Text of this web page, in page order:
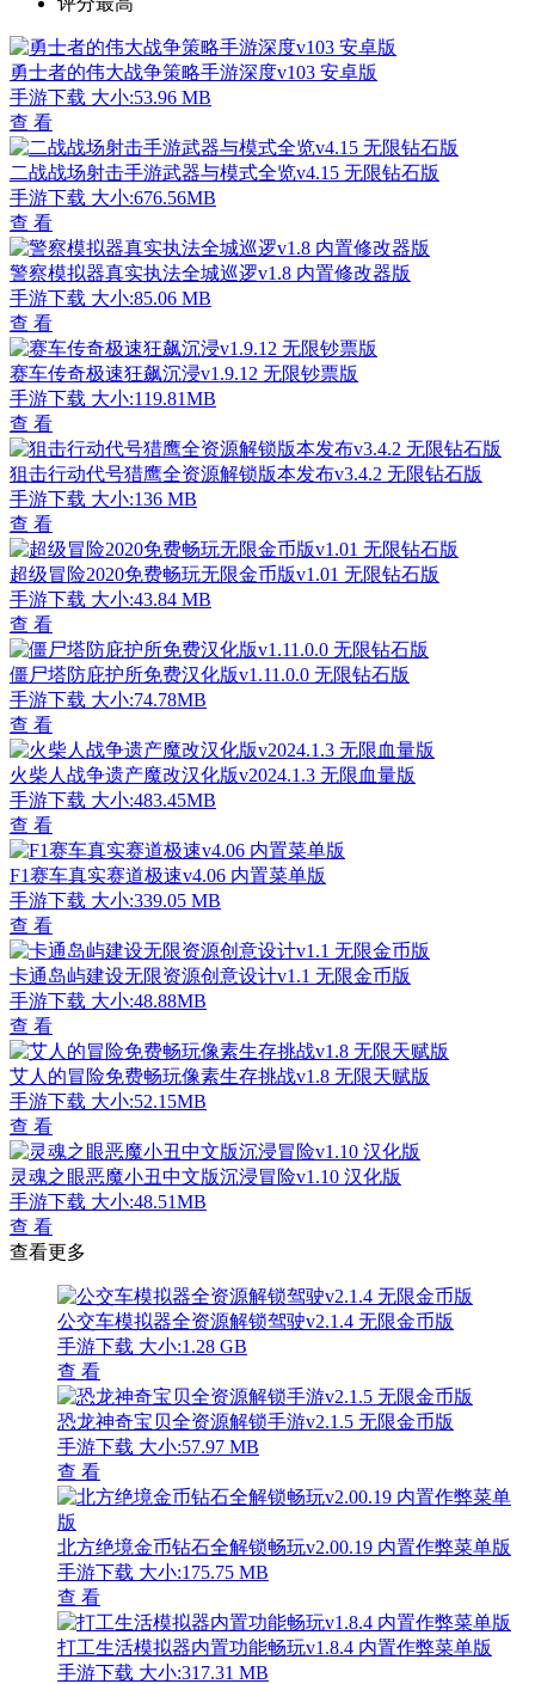
勇士者的伟大战争策略手游深度v103 安卓版
手游下载 大小:53.96 MB
查 看
二战战场射击手游武器与模式全览v4.15 无限钻石版
手游下载 大小:676.56MB
查 看
警察模拟器真实执法全城巡逻v1.8 内置修改器版
手游下载 大小:85.06 MB
查 看
赛车传奇极速狂飙沉浸v1.9.12 无限钞票版
手游下载 大小:119.81MB
查 看
狙击行动代号猎鹰全资源解锁版本发布v3.4.2 无限钻石版
手游下载 大小:136 MB
查 看
超级冒险2020免费畅玩无限金币版v1.01 无限钻石版
手游下载 大小:43.84 MB
查 看
僵尸塔防庇护所免费汉化版v1.11.0.0 无限钻石版
手游下载 大小:74.78MB
查 看
火柴人战争遗产魔改汉化版v2024.1.3 无限血量版
手游下载 大小:483.45MB
查 看
F1赛车真实赛道极速v4.06 内置菜单版
手游下载 大小:339.05 MB
查 看
卡通岛屿建设无限资源创意设计v1.1 无限金币版
手游下载 大小:48.88MB
查 看
艾人的冒险免费畅玩像素生存挑战v1.8 无限天赋版
手游下载 大小:52.15MB
查 看
灵魂之眼恶魔小丑中文版沉浸冒险v1.10 汉化版
手游下载 大小:48.51MB
查 看
查看更多
公交车模拟器全资源解锁驾驶v2.1.4 无限金币版
手游下载 大小:1.28 GB
查 看
恐龙神奇宝贝全资源解锁手游v2.1.5 无限金币版
手游下载 大小:57.97 MB
查 看
北方绝境金币钻石全解锁畅玩v2.00.19 内置作弊菜单版
手游下载 大小:175.75 MB
查 看
打工生活模拟器内置功能畅玩v1.8.4 内置作弊菜单版
手游下载 大小:317.31 MB